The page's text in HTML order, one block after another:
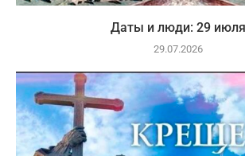
Даты и люди: 29 июля
29.07.2026